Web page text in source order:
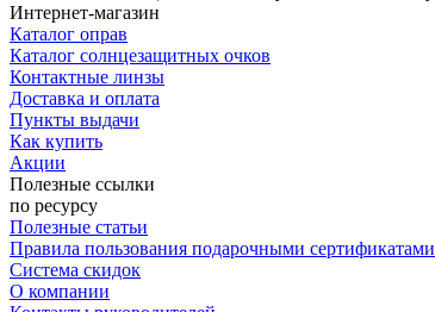
Интернет-магазин
Каталог оправ
Каталог солнцезащитных очков
Контактные линзы
Доставка и оплата
Пункты выдачи
Как купить
Акции
Полезные ссылки
по ресурсу
Полезные статьи
Правила пользования подарочными сертификатами
Система скидок
О компании